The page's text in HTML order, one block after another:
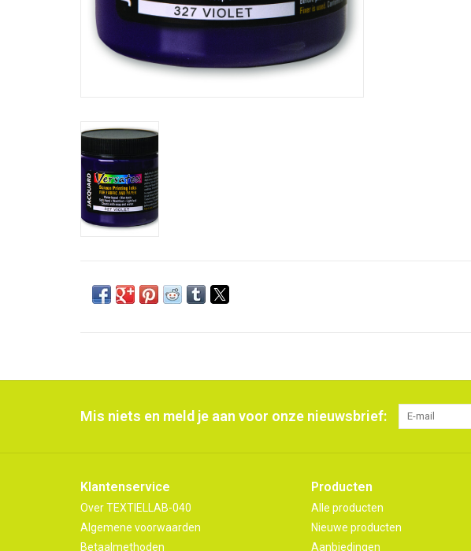
Mis niets en meld je aan voor onze nieuwsbrief:
Klantenservice
Over TEXTIELLAB-040
Algemene voorwaarden
Betaalmethoden
Producten
Alle producten
Nieuwe producten
Aanbiedingen